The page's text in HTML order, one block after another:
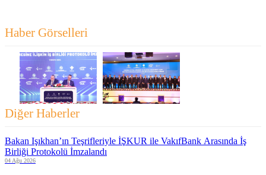
Haber Görselleri
Diğer Haberler
Bakan Işıkhan’ın Teşrifleriyle İŞKUR ile VakıfBank Arasında İş
Birliği Protokolü İmzalandı
04 Ağu 2026